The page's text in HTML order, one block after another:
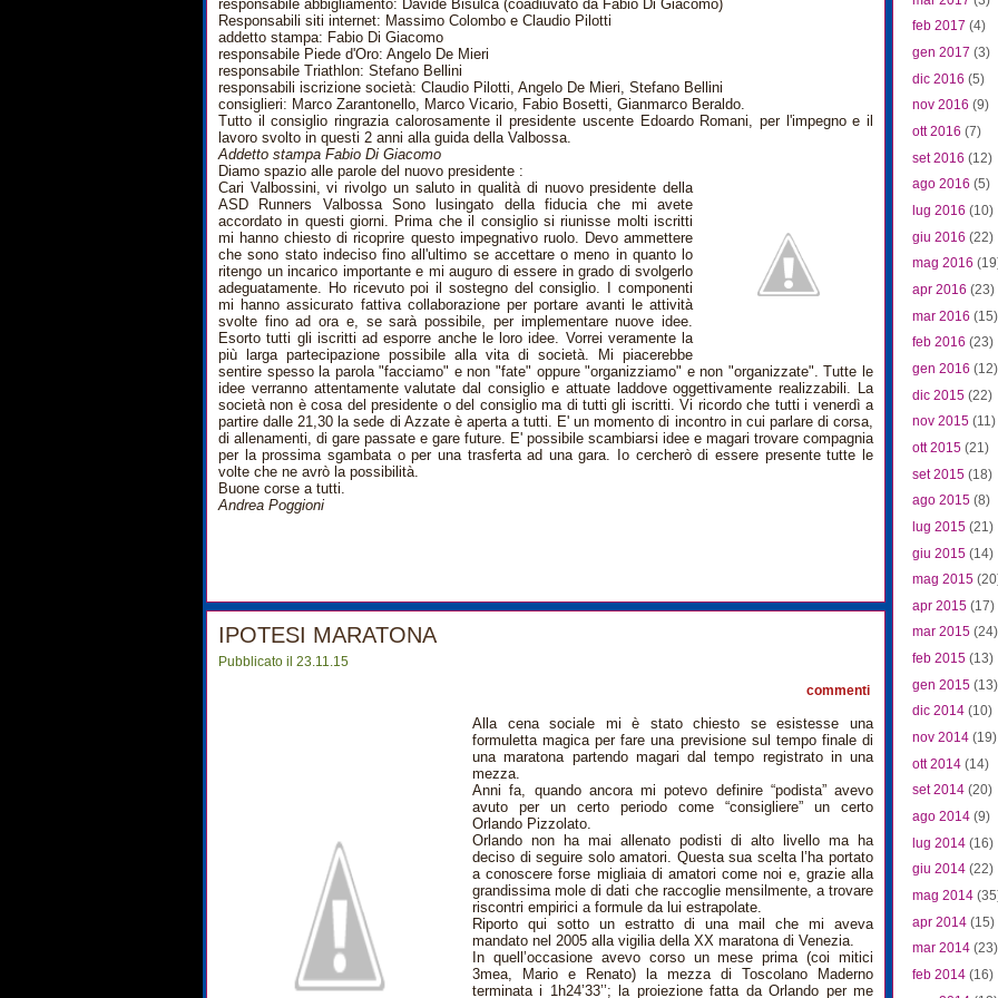
responsabile abbigliamento: Davide Bisulca (coadiuvato da Fabio Di Giacomo)
Responsabili siti internet: Massimo Colombo e Claudio Pilotti
addetto stampa: Fabio Di Giacomo
responsabile Piede d'Oro: Angelo De Mieri
responsabile Triathlon: Stefano Bellini
responsabili iscrizione società: Claudio Pilotti, Angelo De Mieri, Stefano Bellini
consiglieri: Marco Zarantonello, Marco Vicario, Fabio Bosetti, Gianmarco Beraldo.
Tutto il consiglio ringrazia calorosamente il presidente uscente Edoardo Romani, per l'impegno e il
lavoro svolto in questi 2 anni alla guida della Valbossa.
Addetto stampa Fabio Di Giacomo
Diamo spazio alle parole del nuovo presidente :
Cari Valbossini, vi rivolgo un saluto in qualità di nuovo presidente della
ASD Runners Valbossa Sono lusingato della fiducia che mi avete
accordato in questi giorni. Prima che il consiglio si riunisse molti iscritti
mi hanno chiesto di ricoprire questo impegnativo ruolo. Devo ammettere
che sono stato indeciso fino all'ultimo se accettare o meno in quanto lo
ritengo un incarico importante e mi auguro di essere in grado di svolgerlo
adeguatamente. Ho ricevuto poi il sostegno del consiglio. I componenti
mi hanno assicurato fattiva collaborazione per portare avanti le attività
svolte fino ad ora e, se sarà possibile, per implementare nuove idee.
Esorto tutti gli iscritti ad esporre anche le loro idee. Vorrei veramente la
più larga partecipazione possibile alla vita di società. Mi piacerebbe
sentire spesso la parola "facciamo" e non "fate" oppure "organizziamo" e non "organizzate". Tutte le
idee verranno attentamente valutate dal consiglio e attuate laddove oggettivamente realizzabili. La
società non è cosa del presidente o del consiglio ma di tutti gli iscritti. Vi ricordo che tutti i venerdì a
partire dalle 21,30 la sede di Azzate è aperta a tutti. E' un momento di incontro in cui parlare di corsa,
di allenamenti, di gare passate e gare future. E' possibile scambiarsi idee e magari trovare compagnia
per la prossima sgambata o per una trasferta ad una gara. Io cercherò di essere presente tutte le
volte che ne avrò la possibilità.
Buone corse a tutti.
Andrea Poggioni
IPOTESI MARATONA
Pubblicato il 23.11.15
commenti
Alla cena sociale mi è stato chiesto se esistesse una
formuletta magica per fare una previsione sul tempo finale di
una maratona partendo magari dal tempo registrato in una
mezza.
Anni fa, quando ancora mi potevo definire “podista” avevo
avuto per un certo periodo come “consigliere” un certo
Orlando Pizzolato.
Orlando non ha mai allenato podisti di alto livello ma ha
deciso di seguire solo amatori. Questa sua scelta l’ha portato
a conoscere forse migliaia di amatori come noi e, grazie alla
grandissima mole di dati che raccoglie mensilmente, a trovare
riscontri empirici a formule da lui estrapolate.
Riporto qui sotto un estratto di una mail che mi aveva
mandato nel 2005 alla vigilia della XX maratona di Venezia.
In quell’occasione avevo corso un mese prima (coi mitici
3mea, Mario e Renato) la mezza di Toscolano Maderno
terminata i 1h24’33’’; la proiezione fatta da Orlando per me
feb 2017 (4)
gen 2017 (3)
dic 2016 (5)
nov 2016 (9)
ott 2016 (7)
set 2016 (12)
ago 2016 (5)
lug 2016 (10)
giu 2016 (22)
mag 2016
apr 2016 (23)
mar 2016 (15)
feb 2016 (23)
gen 2016 (12)
dic 2015 (22)
nov 2015 (11)
ott 2015 (21)
set 2015 (18)
ago 2015 (8)
lug 2015 (21)
giu 2015 (14)
mag 2015
apr 2015 (17)
mar 2015 (24)
feb 2015 (13)
gen 2015 (13)
dic 2014 (10)
nov 2014 (19)
ott 2014 (14)
set 2014 (20)
ago 2014 (9)
lug 2014 (16)
giu 2014 (22)
mag 2014
apr 2014 (15)
mar 2014 (23)
feb 2014 (16)